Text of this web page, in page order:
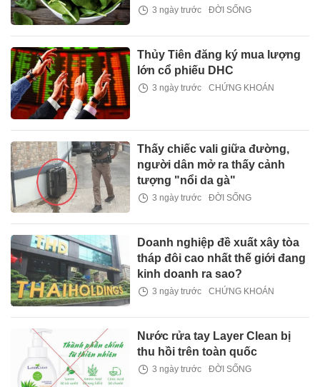
3 ngày trước ĐỜI SỐNG
Thủy Tiên đăng ký mua lượng
lớn cổ phiếu DHC
3 ngày trước CHỨNG KHOÁN
Thấy chiếc vali giữa đường,
người dân mở ra thấy cảnh
tượng "nổi da gà"
3 ngày trước ĐỜI SỐNG
Doanh nghiệp đề xuất xây tòa
tháp đôi cao nhất thế giới đang
kinh doanh ra sao?
3 ngày trước CHỨNG KHOÁN
Nước rửa tay Layer Clean bị
thu hồi trên toàn quốc
3 ngày trước ĐỜI SỐNG